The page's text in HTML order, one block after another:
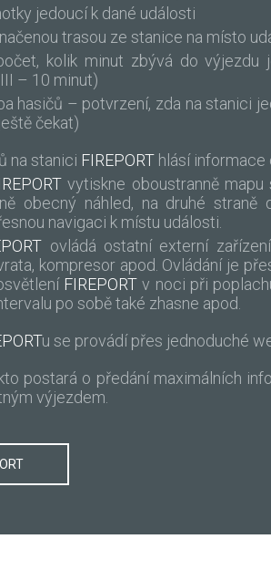
jedoucí k dané události
trasou ze stanice na místo
kolik minut zbývá do
– 10 minut)
hasičů – potvrzení, zda na stanici
čekat)
na stanici FIREPORT hlásí informace
vytiskne oboustranně mapu
obecný náhled, na druhé straně
navigaci k místu události.
ovládá ostatní externí
kompresor apod. Ovládání je
FIREPORT v noci při
po sobě také zhasne apod.
u se provádí přes jednoduché
postará o předání maximálních
výjezdem.